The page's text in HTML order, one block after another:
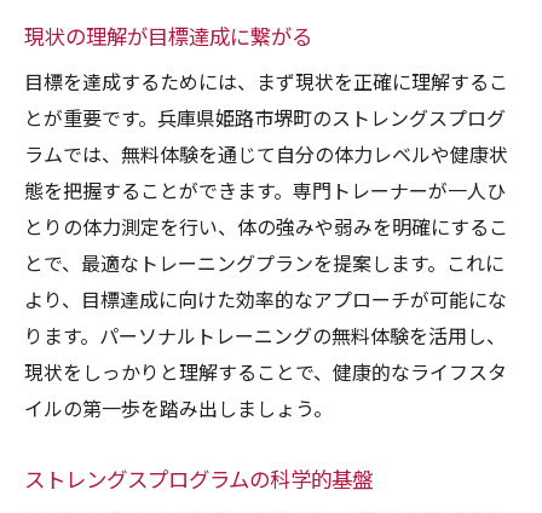
現状の理解が目標達成に繋がる
目標を達成するためには、まず現状を正確に理解するこ
とが重要です。兵庫県姫路市堺町のストレングスプログ
ラムでは、無料体験を通じて自分の体力レベルや健康状
態を把握することができます。専門トレーナーが一人ひ
とりの体力測定を行い、体の強みや弱みを明確にするこ
とで、最適なトレーニングプランを提案します。これに
より、目標達成に向けた効率的なアプローチが可能にな
ります。パーソナルトレーニングの無料体験を活用し、
現状をしっかりと理解することで、健康的なライフスタ
イルの第一歩を踏み出しましょう。
ストレングスプログラムの科学的基盤